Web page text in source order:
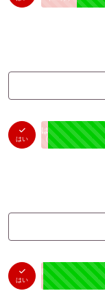
はい
はい
（2件）
未投票
はい
はい
（1件）
未投票